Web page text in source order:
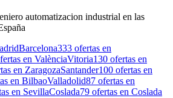
automatizacion industrial en las
Barcelona333 ofertas en
en ValènciaVitoria130 ofertas en
en ZaragozaSantander100 ofertas en
en BilbaoValladolid87 ofertas en
en SevillaCoslada79 ofertas en Coslada